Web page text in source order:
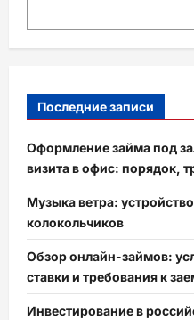
Последние записи
Оформление займа под
визита в офис: порядок,
Музыка ветра:
колокольчиков
Обзор онлайн-займов:
ставки и требования к
Инвестирование в